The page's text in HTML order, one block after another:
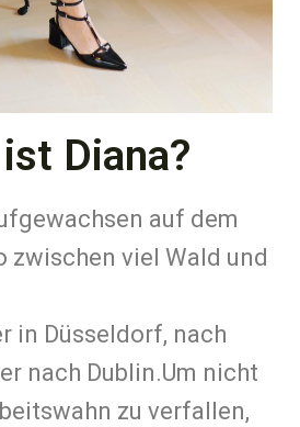
Diana?
auf dem
zwischen viel Wald und
in Düsseldorf, nach
nach Dublin.Um nicht
zu verfallen,